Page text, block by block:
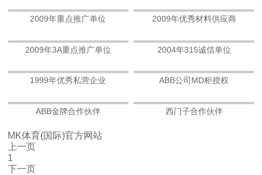
2009年重点推广单位 2009年优秀材料供应商
2009年3A重点推广单位 2004年315诚信单位
1999年优秀私营企业 ABB公司MD柜授权
ABB金牌合作伙伴 西门子合作伙伴
MK体育(国际)官方网站
上一页
1
下一页